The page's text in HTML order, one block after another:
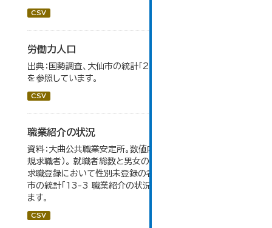
CSV
労働力人口
出典：国勢調査、大仙市の統計「2-6 労働力人口」のデータ
を参照しています。
CSV
職業紹介の状況
資料：大曲公共職業安定所。数値内の就職率は（就職者/新
規求職者）。 就職者総数と男女の合計が一致しないのは、
求職登録において性別未登録の者も含まれるため。 大仙
市の統計「13-3 職業紹介の状況」のデータを参照してい
ます。
CSV